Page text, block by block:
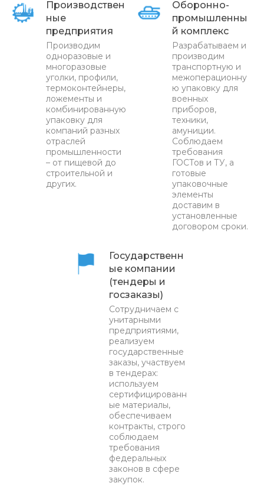
Производствен
ные
предприятия
Производим
одноразовые и
многоразовые
уголки, профили,
термоконтейнеры,
ложементы и
комбинированную
упаковку для
компаний разных
отраслей
промышленности
– от пищевой до
строительной и
других.
Оборонно-
промышленны
й комплекс
Разрабатываем и
производим
транспортную и
межоперационну
ю упаковку для
военных
приборов,
техники,
амуниции.
Соблюдаем
требования
ГОСТов и ТУ, а
готовые
упаковочные
элементы
доставим в
установленные
договором сроки.
Государственн
ые компании
(тендеры и
госзаказы)
Сотрудничаем с
унитарными
предприятиями,
реализуем
государственные
заказы, участвуем
в тендерах:
используем
сертифицированн
ые материалы,
обеспечиваем
контракты, строго
соблюдаем
требования
федеральных
законов в сфере
закупок.